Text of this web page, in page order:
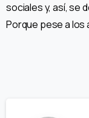
sociales y, así, se
Porque pese a los